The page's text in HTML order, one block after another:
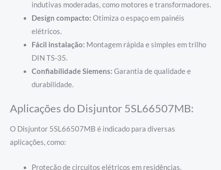
indutivas moderadas, como motores e transformadores.
Design compacto: Otimiza o espaço em painéis
elétricos.
Fácil instalação: Montagem rápida e simples em trilho
DIN TS-35.
Confiabilidade Siemens: Garantia de qualidade e
durabilidade.
Aplicações do Disjuntor 5SL66507MB:
O Disjuntor 5SL66507MB é indicado para diversas
aplicações, como:
Proteção de circuitos elétricos em residências.